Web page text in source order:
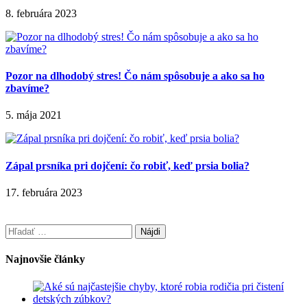
8. februára 2023
Pozor na dlhodobý stres! Čo nám spôsobuje a ako sa ho
zbavíme?
5. mája 2021
Zápal prsníka pri dojčení: čo robiť, keď prsia bolia?
17. februára 2023
Hľadať:
Najnovšie články